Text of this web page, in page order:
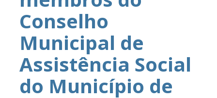
Conselho
Municipal de
Assistência Social
do Município de